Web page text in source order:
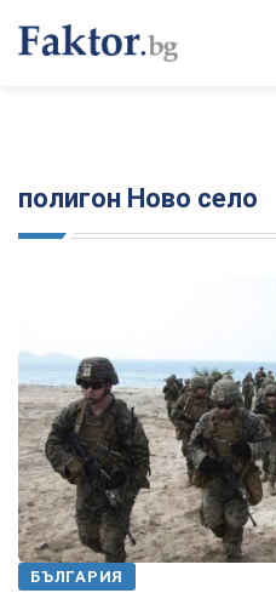
полигон Ново село
БЪЛГАРИЯ